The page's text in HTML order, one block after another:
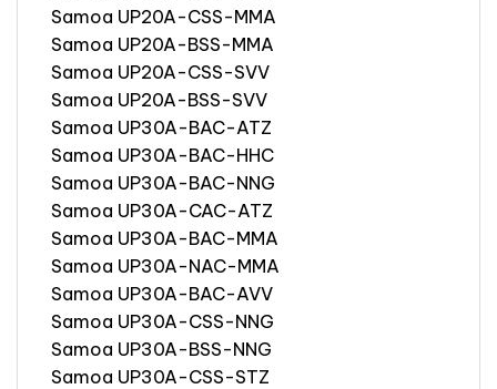
Samoa UP20A-CSS-MMA
Samoa UP20A-BSS-MMA
Samoa UP20A-CSS-SVV
Samoa UP20A-BSS-SVV
Samoa UP30A-BAC-ATZ
Samoa UP30A-BAC-HHC
Samoa UP30A-BAC-NNG
Samoa UP30A-CAC-ATZ
Samoa UP30A-BAC-MMA
Samoa UP30A-NAC-MMA
Samoa UP30A-BAC-AVV
Samoa UP30A-CSS-NNG
Samoa UP30A-BSS-NNG
Samoa UP30A-CSS-STZ